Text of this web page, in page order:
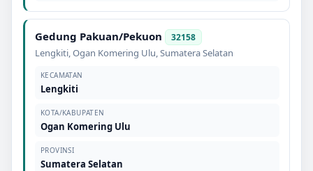
Gedung Pakuan/Pekuon 32158
Lengkiti,Ogan Komering Ulu,Sumatera Selatan
KECAMATAN
Lengkiti
KOTA/KABUPATEN
Ogan Komering Ulu
PROVINSI
Sumatera Selatan